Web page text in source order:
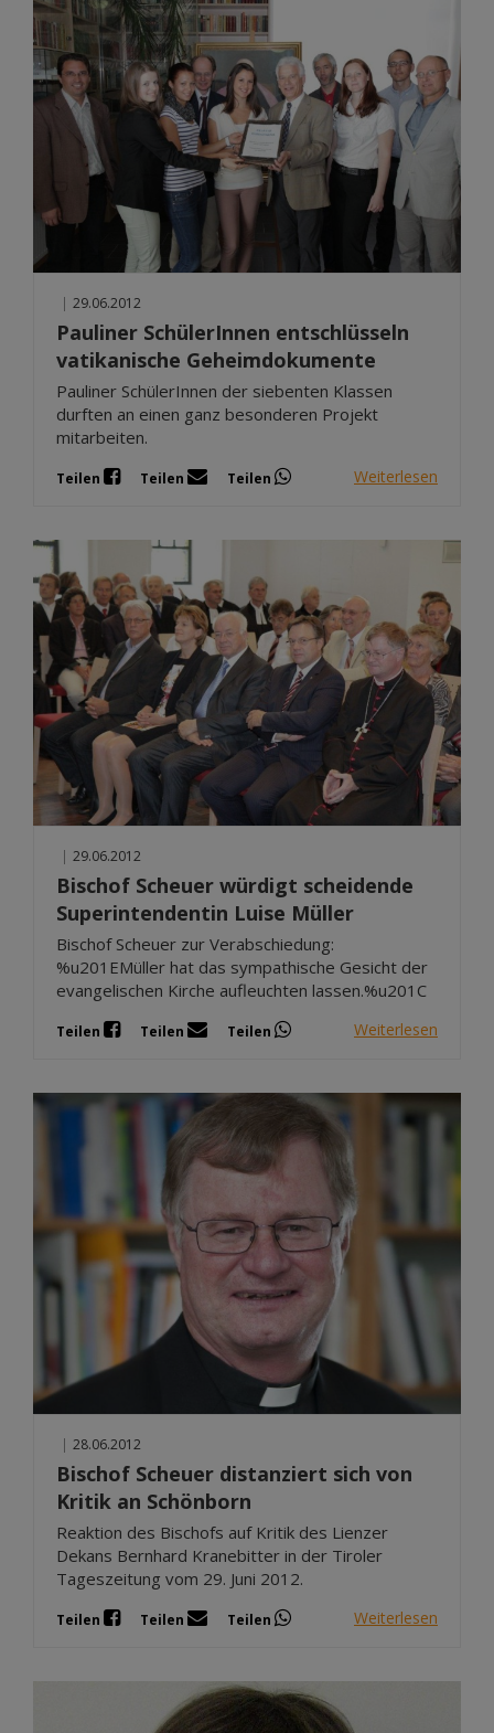
| 29.06.2012
Pauliner SchülerInnen entschlüsseln
vatikanische Geheimdokumente
Pauliner SchülerInnen der siebenten Klassen
durften an einen ganz besonderen Projekt
mitarbeiten.
Teilen Teilen Teilen Weiterlesen
| 29.06.2012
Bischof Scheuer würdigt scheidende
Superintendentin Luise Müller
Bischof Scheuer zur Verabschiedung:
%u201EMüller hat das sympathische Gesicht der
evangelischen Kirche aufleuchten lassen.%u201C
Teilen Teilen Teilen Weiterlesen
| 28.06.2012
Bischof Scheuer distanziert sich von
Kritik an Schönborn
Reaktion des Bischofs auf Kritik des Lienzer
Dekans Bernhard Kranebitter in der Tiroler
Tageszeitung vom 29. Juni 2012.
Teilen Teilen Teilen Weiterlesen